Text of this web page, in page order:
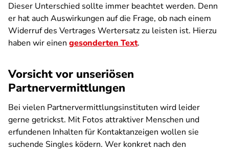
Dieser Unterschied sollte immer beachtet werden. Denn
er hat auch Auswirkungen auf die Frage, ob nach einem
Widerruf des Vertrages Wertersatz zu leisten ist. Hierzu
haben wir einen gesonderten Text.
Vorsicht vor unseriösen
Partnervermittlungen
Bei vielen Partnervermittlungsinstituten wird leider
gerne getrickst. Mit Fotos attraktiver Menschen und
erfundenen Inhalten für Kontaktanzeigen wollen sie
suchende Singles ködern. Wer konkret nach den